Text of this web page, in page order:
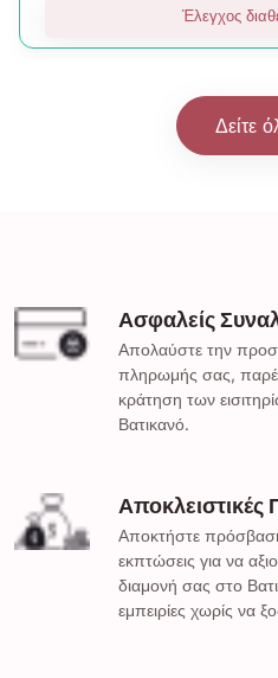
Έλεγχος
Δείτε
Ασφαλείς
Απολαύστε την
πληρωμής σας,
κράτηση των
Βατικανό.
Αποκτήστε
εκπτώσεις για να
διαμονή σας στο
εμπειρίες χωρίς να